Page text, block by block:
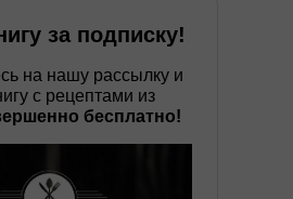
за подписку!
на нашу рассылку и
с рецептами из
бесплатно!